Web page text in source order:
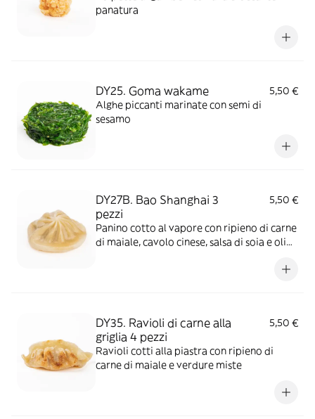
panatura
DY25. Goma wakame
5,50 €
Alghe piccanti marinate con semi di
sesamo
DY27B. Bao Shanghai 3
pezzi
5,50 €
Panino cotto al vapore con ripieno di carne
di maiale, cavolo cinese, salsa di soia e olio
DY35. Ravioli di carne alla
griglia 4 pezzi
5,50 €
Ravioli cotti alla piastra con ripieno di
carne di maiale e verdure miste